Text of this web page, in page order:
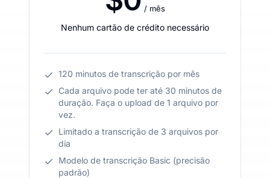
/ mês
Nenhum cartão de crédito necessário
120 minutos de transcrição por mês
Cada arquivo pode ter até 30 minutos de
duração. Faça o upload de 1 arquivo por
vez.
Limitado a transcrição de 3 arquivos por
dia
Modelo de transcrição Basic (precisão
padrão)